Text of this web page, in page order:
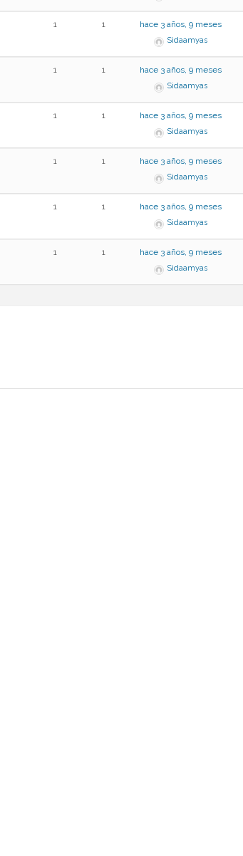
1 1 hace 3 años, 9 meses
Sidaamyas
1 1 hace 3 años, 9 meses
Sidaamyas
1 1 hace 3 años, 9 meses
Sidaamyas
1 1 hace 3 años, 9 meses
Sidaamyas
1 1 hace 3 años, 9 meses
Sidaamyas
1 1 hace 3 años, 9 meses
Sidaamyas